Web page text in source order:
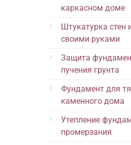
каркасном доме
Штукатурка стен
своими руками
Защита
пучения грунта
Фундамент для
каменного дома
Утепление
промерзания